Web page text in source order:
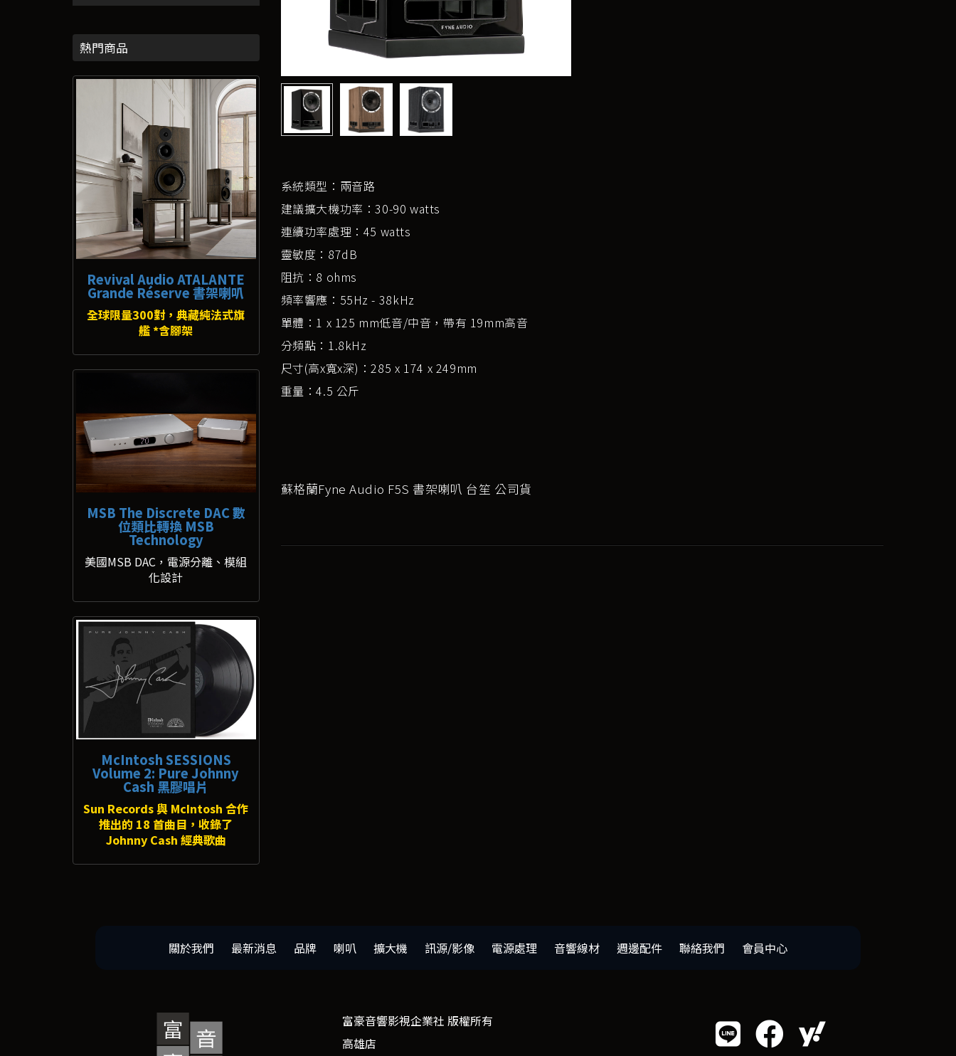
熱門商品
Revival Audio ATALANTE
Grande Réserve 書架喇叭
全球限量300對，典藏純法式旗
艦 *含腳架
MSB The Discrete DAC 數
位類比轉換 MSB
Technology
美國MSB DAC，電源分離、模組
化設計
McIntosh SESSIONS
Volume 2: Pure Johnny
Cash 黑膠唱片
Sun Records 與 McIntosh 合作
推出的 18 首曲目，收錄了
Johnny Cash 經典歌曲
系統類型：兩音路
建議擴大機功率：30-90 watts
連續功率處理：45 watts
靈敏度：87dB
阻抗：8 ohms
頻率響應：55Hz - 38kHz
單體：1 x 125 mm低音/中音，帶有 19mm高音
分頻點：1.8kHz
尺寸(高x寬x深)：285 x 174 x 249mm
重量：4.5 公斤
蘇格蘭Fyne Audio F5S 書架喇叭 台笙 公司貨
關於我們 最新消息 品牌 喇叭 擴大機 訊源/影像 電源處理 音響線材 週邊配件 聯絡我們 會員中心
富豪音響影視企業社 版權所有
高雄店